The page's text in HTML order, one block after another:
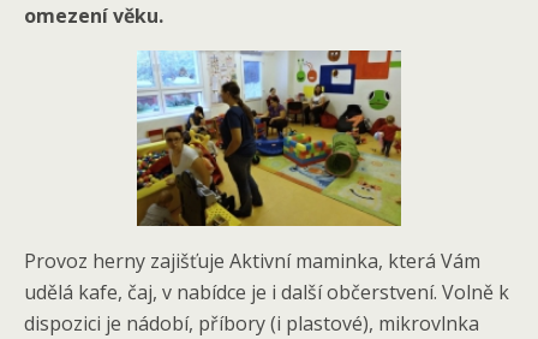
omezení věku.
Provoz herny zajišťuje Aktivní maminka, která Vám
udělá kafe, čaj, v nabídce je i další občerstvení. Volně k
dispozici je nádobí, příbory (i plastové), mikrovlnka